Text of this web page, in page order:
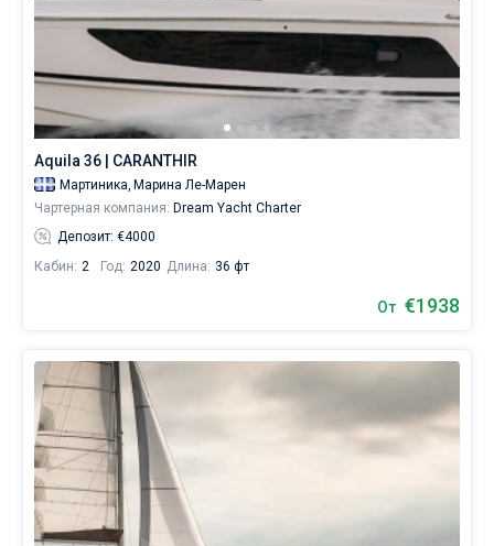
Aquila 36 | CARANTHIR
Мартиника, Марина Ле-Марен
Чартерная компания: Dream Yacht Charter
Депозит: €4000
Кабин: 2 Год: 2020 Длина: 36 фт
От €1938